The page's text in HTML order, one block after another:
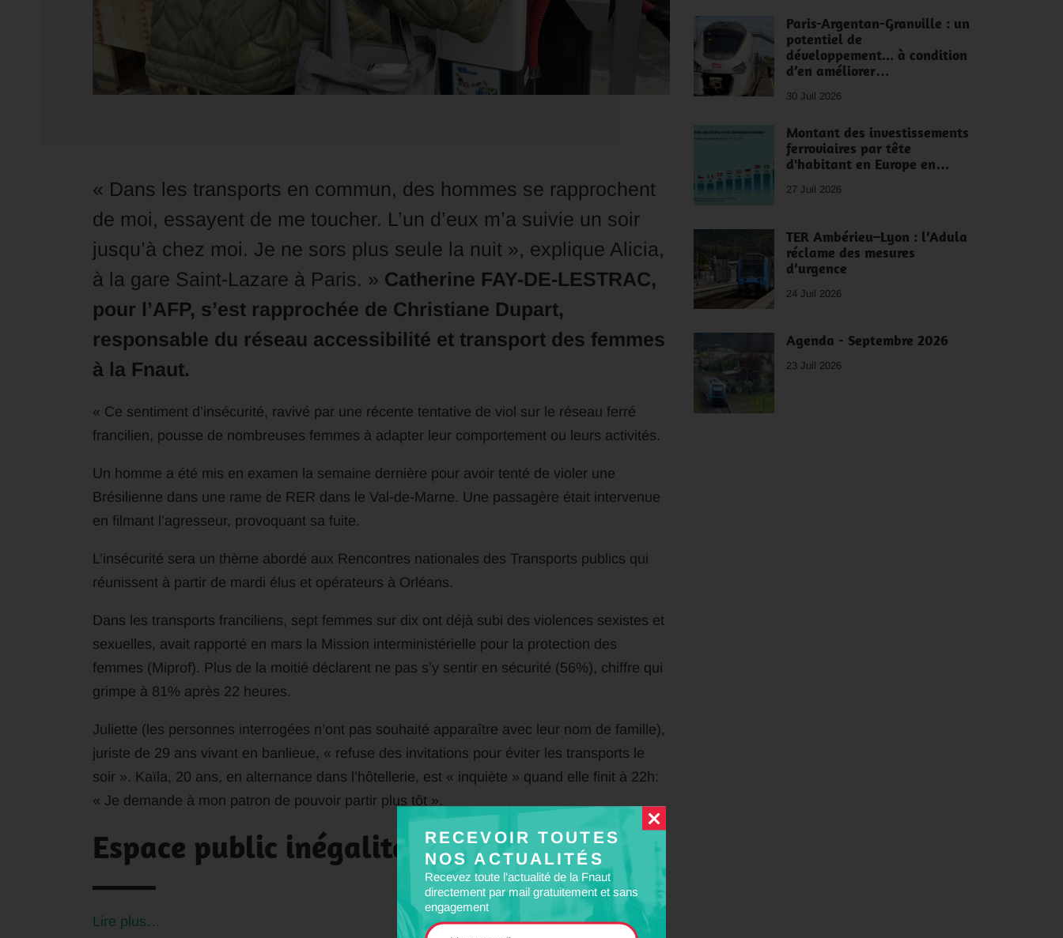
RECEVOIR TOUTES
NOS ACTUALITÉS
Recevez toute l'actualité de la Fnaut
directement par mail gratuitement et sans
engagement
« Dans les transports en commun, des hommes se rapprochent
de moi, essayent de me toucher. L’un d’eux m’a suivie un soir
jusqu’à chez moi. Je ne sors plus seule la nuit », explique Alicia,
à la gare Saint-Lazare à Paris. » Catherine FAY-DE-LESTRAC,
pour l’AFP, s’est rapprochée de Christiane Dupart,
responsable du réseau accessibilité et transport des femmes
à la Fnaut.
« Ce sentiment d’insécurité, ravivé par une récente tentative de viol sur le réseau ferré
francilien, pousse de nombreuses femmes à adapter leur comportement ou leurs activités.
Un homme a été mis en examen la semaine dernière pour avoir tenté de violer une
Brésilienne dans une rame de RER dans le Val-de-Marne. Une passagère était intervenue
en filmant l’agresseur, provoquant sa fuite.
L’insécurité sera un thème abordé aux Rencontres nationales des Transports publics qui
réunissent à partir de mardi élus et opérateurs à Orléans.
Dans les transports franciliens, sept femmes sur dix ont déjà subi des violences sexistes et
sexuelles, avait rapporté en mars la Mission interministérielle pour la protection des
femmes (Miprof). Plus de la moitié déclarent ne pas s’y sentir en sécurité (56%), chiffre qui
grimpe à 81% après 22 heures.
Juliette (les personnes interrogées n’ont pas souhaité apparaître avec leur nom de famille),
juriste de 29 ans vivant en banlieue, « refuse des invitations pour éviter les transports le
soir ». Kaïla, 20 ans, en alternance dans l’hôtellerie, est « inquiète » quand elle finit à 22h:
« Je demande à mon patron de pouvoir partir plus tôt ».
Espace public inégalitaire
Lire plus…
Paris-Argentan-Granville : un
potentiel de
développement... à condition
d’en améliorer…
30 Juil 2026
Montant des investissements
ferroviaires par tête
d'habitant en Europe en…
27 Juil 2026
TER Ambérieu–Lyon : l’Adula
réclame des mesures
d’urgence
24 Juil 2026
Agenda - Septembre 2026
23 Juil 2026